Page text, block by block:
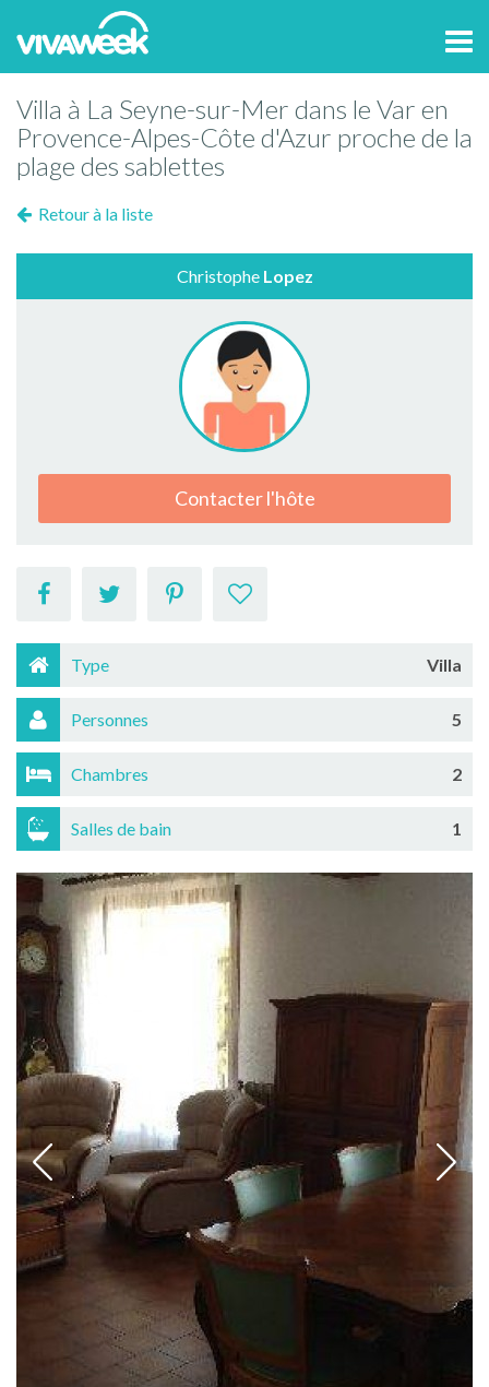
Villa à La Seyne-sur-Mer dans le Var en
Provence-Alpes-Côte d'Azur proche de la
plage des sablettes
Retour à la liste
Christophe Lopez
Contacter l'hôte
Type Villa
Personnes 5
Chambres 2
Salles de bain 1